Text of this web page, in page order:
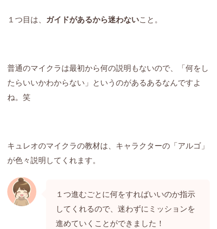
１つ目は、 ガイドがあるから迷わないこと。
普通のマイクラは最初から何の説明もないので、「何をし
たらいいかわからない」というのがあるあるなんですよ
ね。笑
キュレオのマイクラの教材は、キャラクターの「アルゴ」
が色々説明してくれます。
１つ進むごとに何をすればいいのか指示
してくれるので、迷わずにミッションを
進めていくことができました！